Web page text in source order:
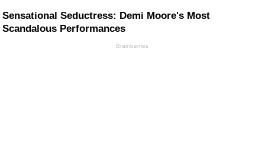
Sensational Seductress: Demi Moore's Most
Scandalous Performances
Brainberries